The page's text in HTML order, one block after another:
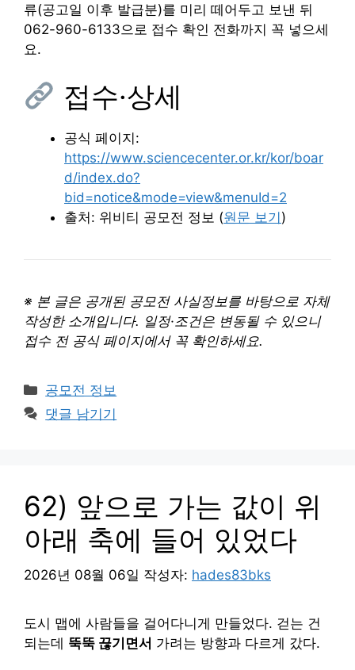
류(공고일 이후 발급분)를 미리 떼어두고 보낸 뒤
062-960-6133으로 접수 확인 전화까지 꼭 넣으세
요.
접수·상세
공식 페이지:
https://www.sciencecenter.or.kr/kor/boar
d/index.do?
bid=notice&mode=view&menuId=2
출처: 위비티 공모전 정보 (원문 보기 )
※ 본 글은 공개된 공모전 사실정보를 바탕으로 자체
작성한 소개입니다. 일정·조건은 변동될 수 있으니
접수 전 공식 페이지에서 꼭 확인하세요.
카
테
공모전 정보
댓글 남기기
62) 앞으로 가는 값이 위
아래 축에 들어 있었다
2026년 08월 06일 작성자: hades83bks
도시 맵에 사람들을 걸어다니게 만들었다. 걷는 건
되는데 뚝뚝 끊기면서 가려는 방향과 다르게 갔다.